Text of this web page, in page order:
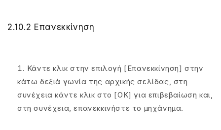
2.10.2 Επανεκκίνηση
Κάντε κλικ στην επιλογή [Επανεκκίνηση] στην
κάτω δεξιά γωνία της αρχικής σελίδας, στη
συνέχεια κάντε κλικ στο [OK] για επιβεβαίωση και,
στη συνέχεια, επανεκκινήστε το μηχάνημα.